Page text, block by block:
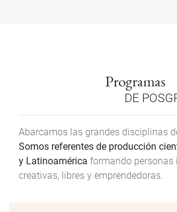
Programas
DE
Abarcamos las grandes disciplinas
Somos referentes de producción
y Latinoamérica formando personas
creativas, libres y emprendedoras.